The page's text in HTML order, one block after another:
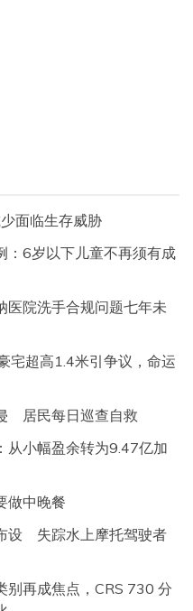
面临生存威胁
：6岁以下儿童不再须有成
医院洗手合规问题七年未
宅超高1.4米引争议，命运
居民每日巡查自救
从小幅盈余转为9.47亿加
做中晚餐
设 失踪水上摩托驾驶者
别再成焦点，CRS 730 分